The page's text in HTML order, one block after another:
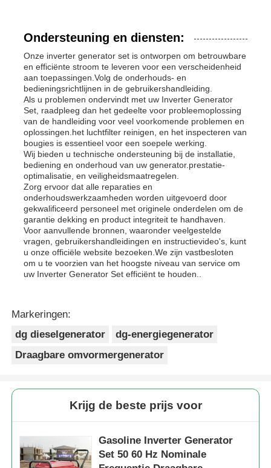
Ondersteuning en diensten:
Onze inverter generator set is ontworpen om betrouwbare
en efficiënte stroom te leveren voor een verscheidenheid
aan toepassingen.Volg de onderhouds- en
bedieningsrichtlijnen in de gebruikershandleiding.
Als u problemen ondervindt met uw Inverter Generator
Set, raadpleeg dan het gedeelte voor probleemoplossing
van de handleiding voor veel voorkomende problemen en
oplossingen.het luchtfilter reinigen, en het inspecteren van
bougies is essentieel voor een soepele werking.
Wij bieden u technische ondersteuning bij de installatie,
bediening en onderhoud van uw generator.prestatie-
optimalisatie, en veiligheidsmaatregelen.
Zorg ervoor dat alle reparaties en
onderhoudswerkzaamheden worden uitgevoerd door
gekwalificeerd personeel met originele onderdelen om de
garantie dekking en product integriteit te handhaven.
Voor aanvullende bronnen, waaronder veelgestelde
vragen, gebruikershandleidingen en instructievideo's, kunt
u onze officiële website bezoeken.We zijn vastbesloten
om u te voorzien van het hoogste niveau van service om
uw Inverter Generator Set efficiënt te houden..
Markeringen:
dg dieselgenerator
dg-energiegenerator
Draagbare omvormergenerator
Krijg de beste prijs voor
Gasoline Inverter Generator
Set 50 60 Hz Nominale